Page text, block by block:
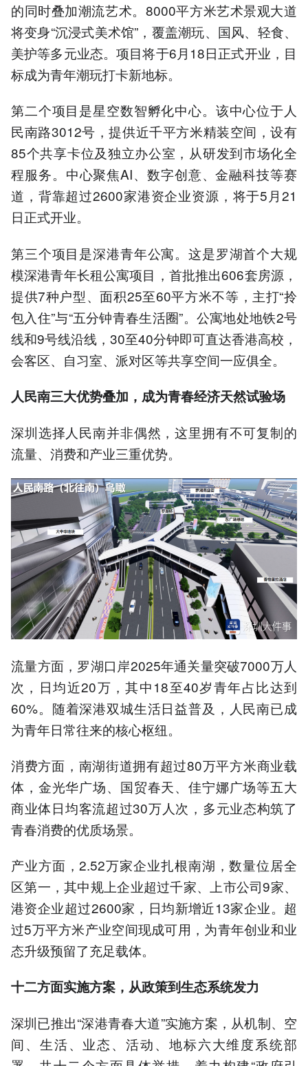
的同时叠加潮流艺术。8000平方米艺术景观大道
将变身“沉浸式美术馆”，覆盖潮玩、国风、轻食、
美护等多元业态。项目将于6月18日正式开业，目
标成为青年潮玩打卡新地标。
第二个项目是星空数智孵化中心。该中心位于人
民南路3012号，提供近千平方米精装空间，设有
85个共享卡位及独立办公室，从研发到市场化全
程服务。中心聚焦AI、数字创意、金融科技等赛
道，背靠超过2600家港资企业资源，将于5月21
日正式开业。
第三个项目是深港青年公寓。这是罗湖首个大规
模深港青年长租公寓项目，首批推出606套房源，
提供7种户型、面积25至60平方米不等，主打“拎
包入住”与“五分钟青春生活圈”。公寓地处地铁2号
线和9号线沿线，30至40分钟即可直达香港高校，
会客区、自习室、派对区等共享空间一应俱全。
人民南三大优势叠加，成为青春经济天然试验场
深圳选择人民南并非偶然，这里拥有不可复制的
流量、消费和产业三重优势。
流量方面，罗湖口岸2025年通关量突破7000万人
次，日均近20万，其中18至40岁青年占比达到
60%。随着深港双城生活日益普及，人民南已成
为青年日常往来的核心枢纽。
消费方面，南湖街道拥有超过80万平方米商业载
体，金光华广场、国贸春天、佳宁娜广场等五大
商业体日均客流超过30万人次，多元业态构筑了
青春消费的优质场景。
产业方面，2.52万家企业扎根南湖，数量位居全
区第一，其中规上企业超过千家、上市公司9家、
港资企业超过2600家，日均新增近13家企业。超
过5万平方米产业空间现成可用，为青年创业和业
态升级预留了充足载体。
十二方面实施方案，从政策到生态系统发力
深圳已推出“深港青春大道”实施方案，从机制、空
间、生活、业态、活动、地标六大维度系统部